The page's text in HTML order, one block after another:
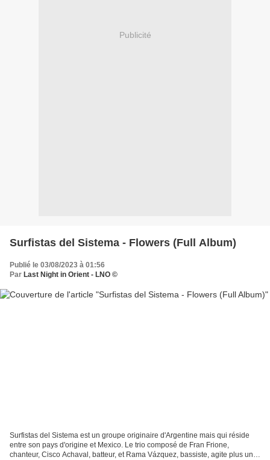
Publicité
Surfistas del Sistema - Flowers (Full Album)
Publié le 03/08/2023 à 01:56
Par Last Night in Orient - LNO ©
Surfistas del Sistema est un groupe originaire d'Argentine mais qui réside
entre son pays d'origine et Mexico. Le trio composé de Fran Frione,
chanteur, Cisco Achaval, batteur, et Rama Vázquez, bassiste, agite plus un